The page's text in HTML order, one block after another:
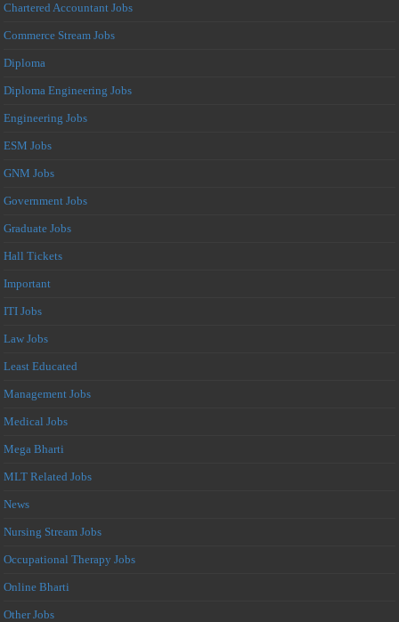
Chartered Accountant Jobs
Commerce Stream Jobs
Diploma
Diploma Engineering Jobs
Engineering Jobs
ESM Jobs
GNM Jobs
Government Jobs
Graduate Jobs
Hall Tickets
Important
ITI Jobs
Law Jobs
Least Educated
Management Jobs
Medical Jobs
Mega Bharti
MLT Related Jobs
News
Nursing Stream Jobs
Occupational Therapy Jobs
Online Bharti
Other Jobs